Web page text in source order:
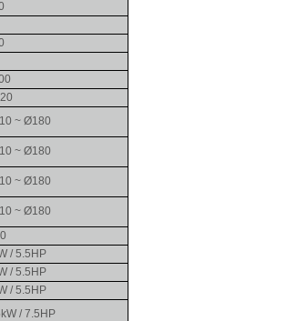
~ Ø180
~ Ø180
~ Ø180
~ Ø180
/ 5.5HP
/ 5.5HP
/ 5.5HP
/ 7.5HP